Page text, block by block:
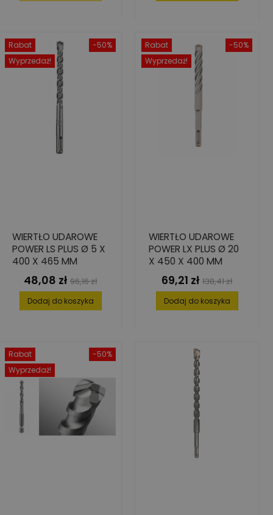
-50%
Rabat
Wyprzedaż!
WIERTŁO UDAROWE
POWER LS PLUS Ø 5 X
400 X 465 MM
Cena
48,08 zł Cena
podstawowa
96,16 zł
Dodaj do koszyka
-50%
Rabat
Wyprzedaż!
WIERTŁO UDAROWE
POWER LX PLUS Ø 20
X 450 X 400 MM
Cena
69,21 zł Cena
podstawowa
138,41 zł
Dodaj do koszyka
-50%
Rabat
Wyprzedaż!